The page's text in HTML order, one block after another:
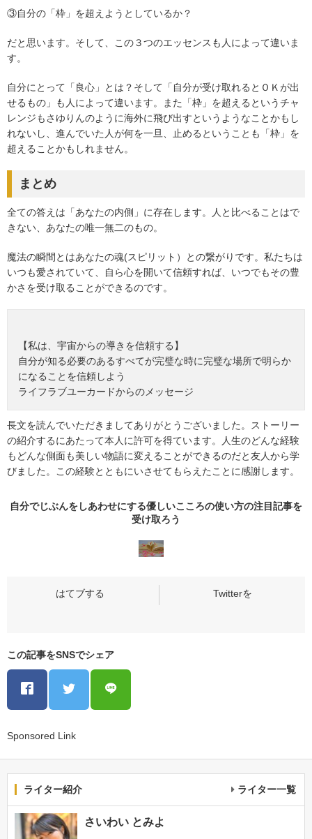
③自分の「枠」を超えようとしているか？
だと思います。そして、この３つのエッセンスも人によって違いま
す。
自分にとって「良心」とは？そして「自分が受け取れるとＯＫが出
せるもの」も人によって違います。また「枠」を超えるというチャ
レンジもさゆりんのように海外に飛び出すというようなことかもし
れないし、進んでいた人が何を一旦、止めるということも「枠」を
超えることかもしれません。
まとめ
全ての答えは「あなたの内側」に存在します。人と比べることはで
きない、あなたの唯一無二のもの。
魔法の瞬間とはあなたの魂(スピリット）との繋がりです。私たちは
いつも愛されていて、自ら心を開いて信頼すれば、いつでもその豊
かさを受け取ることができるのです。
【私は、宇宙からの導きを信頼する】
自分が知る必要のあるすべてが完璧な時に完璧な場所で明らか
になることを信頼しよう
ライフラブユーカードからのメッセージ
長文を読んでいただきましてありがとうございました。ストーリー
の紹介するにあたって本人に許可を得ています。人生のどんな経験
もどんな側面も美しい物語に変えることができるのだと友人から学
びました。この経験とともにいさせてもらえたことに感謝します。
自分でじぶんをしあわせにする優しいこころの使い方の注目記事を
受け取ろう
この記事をSNSでシェア
Sponsored Link
ライター紹介 ライター一覧
さいわい とみよ